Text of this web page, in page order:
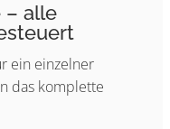
– alle
ein einzelner
das komplette